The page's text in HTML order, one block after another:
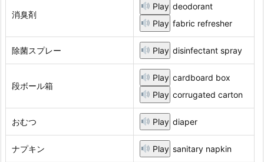
消臭剤
Play deodorant
Play fabric refresher
除菌スプレー Play disinfectant spray
段ボール箱
Play cardboard box
Play corrugated carton
おむつ Play diaper
ナプキン Play sanitary napkin